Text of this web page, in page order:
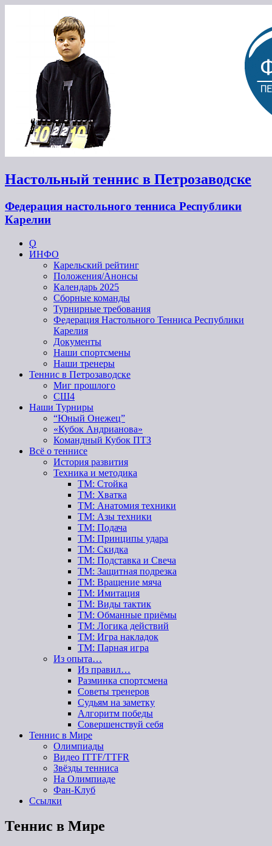
Настольный теннис в Петрозаводске
Федерация настольного тенниса Республики
Карелии
Ϙ
ИНФО
Карельский рейтинг
Положения/Анонсы
Календарь 2025
Сборные команды
Турнирные требования
Федерация Настольного Тенниса Республики
Карелия
Документы
Наши спортсмены
Наши тренеры
Теннис в Петрозаводске
Миг прошлого
СШ4
Наши Турниры
“Юный Онежец”
«Кубок Андрианова»
Командный Кубок ПТЗ
Всё о теннисе
История развития
Техника и методика
ТМ: Стойка
ТМ: Хватка
ТМ: Анатомия техники
ТМ: Азы техники
ТМ: Подача
ТМ: Принципы удара
ТМ: Скидка
ТМ: Подставка и Свеча
ТМ: Защитная подрезка
ТМ: Вращение мяча
ТМ: Имитация
ТМ: Виды тактик
ТМ: Обманные приёмы
ТМ: Логика действий
ТМ: Игра накладок
ТМ: Парная игра
Из опыта…
Из правил…
Разминка спортсмена
Советы тренеров
Судьям на заметку
Алгоритм победы
Совершенствуй себя
Теннис в Мире
Олимпиады
Видео ITTF/TTFR
Звёзды тенниса
На Олимпиаде
Фан-Клуб
Ссылки
Теннис в Мире